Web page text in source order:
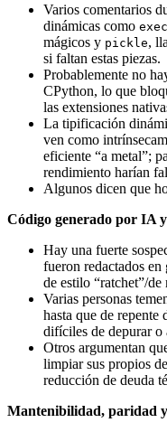
Varios comentarios
dinámicas como exec
mágicos y pickle,
si faltan estas piezas.
Probablemente no
CPython, lo que
las extensiones
La tipificación
ven como
eficiente “a metal”;
rendimiento harían
Algunos dicen que
Código generado por IA
Hay una fuerte
fueron redactados
de estilo “ratchet”/
Varias personas
hasta que de
difíciles de depurar o
Otros argumentan
limpiar sus propios
reducción de deuda
Mantenibilidad, paridad